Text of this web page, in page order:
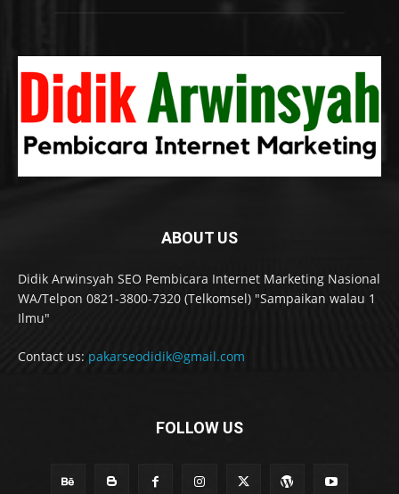
ABOUT US
Didik Arwinsyah SEO Pembicara Internet Marketing Nasional
WA/Telpon 0821-3800-7320 (Telkomsel) "Sampaikan walau 1
Ilmu"
Contact us: pakarseodidik@gmail.com
FOLLOW US